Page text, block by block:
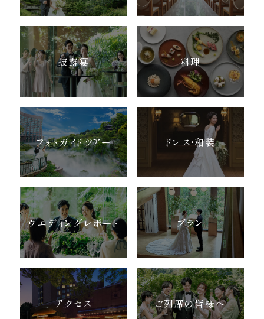
披露宴 料理
フォトガイドツアー ドレス・和装
ウエディングレポート プラン
アクセス ご列席の皆様へ